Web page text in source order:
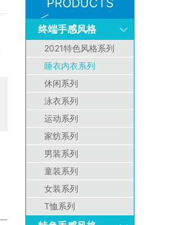
PRODUCTS
终端手感风格
2021特色风格系列
睡衣内衣系列
休闲系列
泳衣系列
运动系列
家纺系列
男装系列
童装系列
女装系列
T恤系列